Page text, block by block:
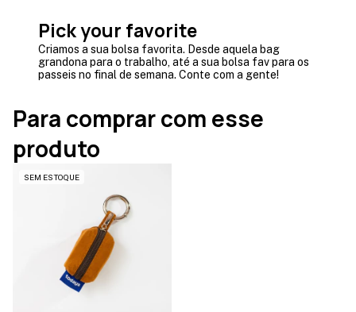
Pick your favorite
Criamos a sua bolsa favorita. Desde aquela bag
grandona para o trabalho, até a sua bolsa fav para os
passeis no final de semana. Conte com a gente!
Para comprar com esse
produto
SEM ESTOQUE